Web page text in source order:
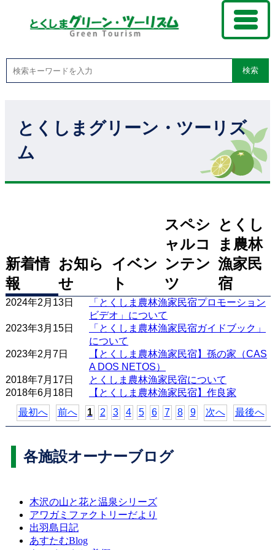
検索
とくしまグリーン・ツーリズ
ム
新着情
報
お知ら
せ
イベン
ト
スペシ
ャルコ
ンテン
ツ
とくし
ま農林
漁家民
宿
2024年2月13日
「とくしま農林漁家民宿プロモーション
ビデオ」について
2023年3月15日
「とくしま農林漁家民宿ガイドブック」
について
2023年2月7日
【とくしま農林漁家民宿】孫の家（CAS
A DOS NETOS）
2018年7月17日
とくしま農林漁家民宿について
2018年6月18日
【とくしま農林漁家民宿】作良家
最初へ
前へ 1 2 3 4 5 6 7 8 9 次へ 最後へ
各施設オーナーブログ
木沢の山と花と温泉シリーズ
アワガミファクトリーだより
出羽島日記
あすたむBlog